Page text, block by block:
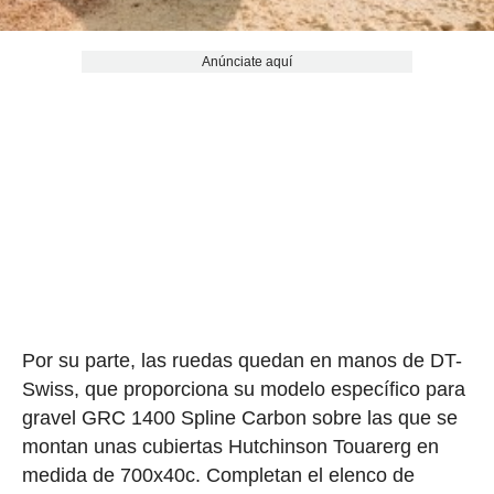
Anúnciate aquí
Por su parte, las ruedas quedan en manos de DT-
Swiss, que proporciona su modelo específico para
gravel GRC 1400 Spline Carbon sobre las que se
montan unas cubiertas Hutchinson Touarerg en
medida de 700x40c. Completan el elenco de